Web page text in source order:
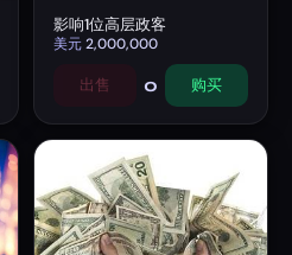
影响1位高层政客
美元2,000,000
出售 0 购买